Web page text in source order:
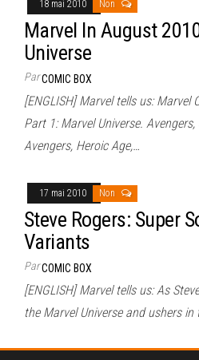
18 mai 2010 Non
Marvel In August
Universe
ParCOMIC BOX
[ENGLISH] Marvel tells us: Marvel
Part 1: Marvel Universe.
Avengers, Heroic Age,…
17 mai 2010 Non
Steve Rogers: Super
Variants
ParCOMIC BOX
[ENGLISH] Marvel tells us: As
the Marvel Universe and ushers in